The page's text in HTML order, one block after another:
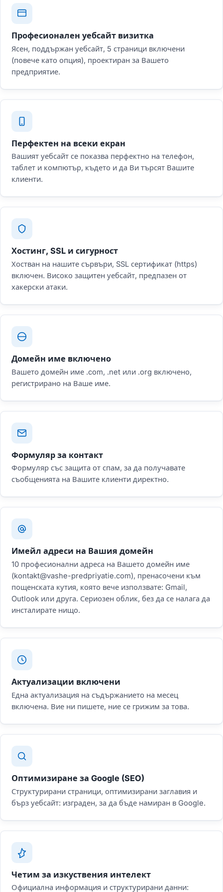
Професионален уебсайт визитка
Ясен, поддържан уебсайт, 5 страници включени
(повече като опция), проектиран за Вашето
предприятие.
Перфектен на всеки екран
Вашият уебсайт се показва перфектно на телефон,
таблет и компютър, където и да Ви търсят Вашите
клиенти.
Хостинг, SSL и сигурност
Хостван на нашите сървъри, SSL сертификат (https)
включен. Високо защитен уебсайт, предпазен от
хакерски атаки.
Домейн име включено
Вашето домейн име .com, .net или .org включено,
регистрирано на Ваше име.
Формуляр за контакт
Формуляр със защита от спам, за да получавате
съобщенията на Вашите клиенти директно.
Имейл адреси на Вашия домейн
10 професионални адреса на Вашето домейн име
(kontakt@vashe-predpriyatie.com), пренасочени към
пощенската кутия, която вече използвате: Gmail,
Outlook или друга. Сериозен облик, без да се налага да
инсталирате нищо.
Актуализации включени
Една актуализация на съдържанието на месец
включена. Вие ни пишете, ние се грижим за това.
Оптимизиране за Google (SEO)
Структурирани страници, оптимизирани заглавия и
бърз уебсайт: изграден, за да бъде намиран в Google.
Четим за изкуствения интелект
Официална информация и структурирани данни: